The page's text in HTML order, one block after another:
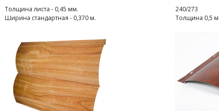
240/273
Толщина 0,5
Толщина листа - 0,45 мм.
Ширина стандартная - 0,370 м.